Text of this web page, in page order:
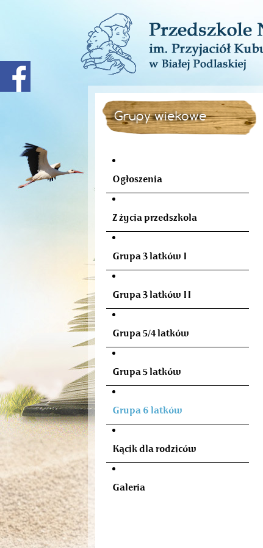
Grupy wiekowe
Ogłoszenia
Z życia przedszkola
Grupa 3 latków I
Grupa 3 latków II
Grupa 5/4 latków
Grupa 5 latków
Grupa 6 latków
Kącik dla rodziców
Galeria